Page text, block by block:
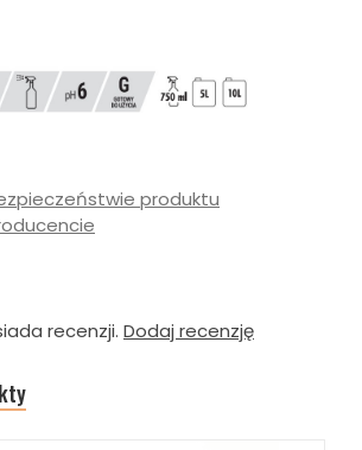
produktu
recenzji. Dodaj recenzję